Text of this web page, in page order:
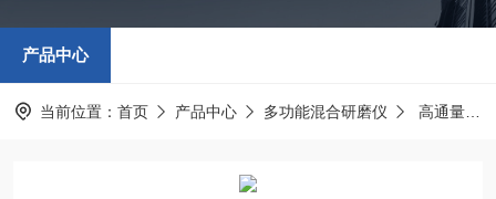
产品中心
当前位置： 首页 产品中心 多功能混合研磨仪 高通量组织研磨仪